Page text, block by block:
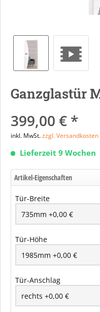
Ganzglastür
399,00 € *
inkl. MwSt.zzgl. Versandkosten
Lieferzeit 9 Wochen
Artikel-Eigenschaften
Tür-Breite
Tür-Höhe
Tür-Anschlag